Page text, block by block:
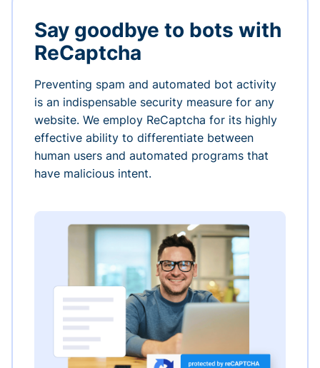
Say goodbye to bots with
ReCaptcha
Preventing spam and automated bot activity
is an indispensable security measure for any
website. We employ ReCaptcha for its highly
effective ability to differentiate between
human users and automated programs that
have malicious intent.